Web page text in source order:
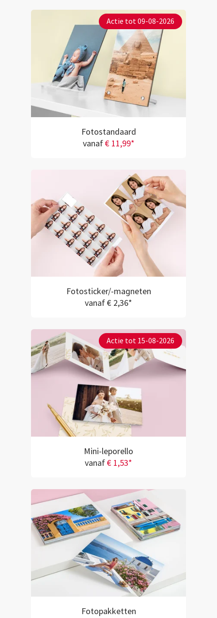
Actie tot 09-08-2026
Fotostandaard
vanaf€ 11,99*
Fotosticker/-magneten
vanaf € 2,36*
Actie tot 15-08-2026
Mini-leporello
vanaf€ 1,53*
Fotopakketten